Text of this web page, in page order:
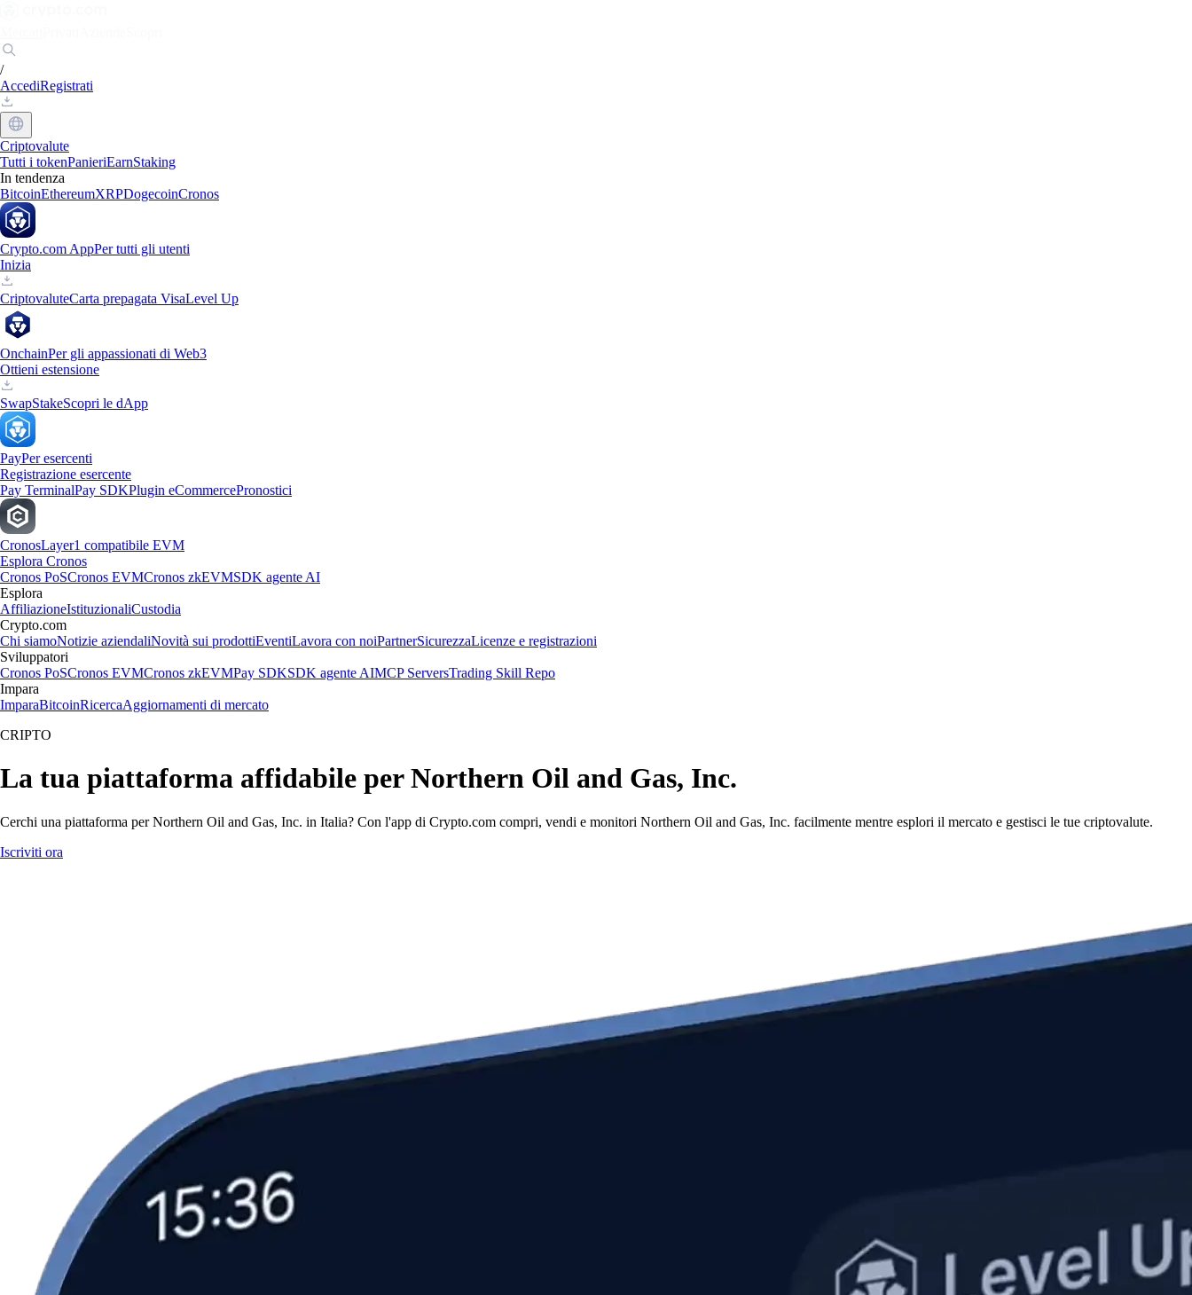
/
AccediRegistrati
Criptovalute
Tutti i tokenPanieriEarnStaking
In tendenza
BitcoinEthereumXRPDogecoinCronos
Crypto.com AppPer tutti gli utenti
Inizia
CriptovaluteCarta prepagata VisaLevel Up
OnchainPer gli appassionati di Web3
Ottieni estensione
SwapStakeScopri le dApp
PayPer esercenti
Registrazione esercente
Pay TerminalPay SDKPlugin eCommercePronostici
CronosLayer1 compatibile EVM
Esplora Cronos
Cronos PoSCronos EVMCronos zkEVMSDK agente AI
Esplora
AffiliazioneIstituzionaliCustodia
Crypto.com
Chi siamoNotizie aziendaliNovità sui prodottiEventiLavora con noiPartnerSicurezzaLicenze e registrazioni
Sviluppatori
Cronos PoSCronos EVMCronos zkEVMPay SDKSDK agente AIMCP ServersTrading Skill Repo
Impara
ImparaBitcoinRicercaAggiornamenti di mercato
CRIPTO
La tua piattaforma affidabile per Northern Oil and Gas, Inc.
Cerchi una piattaforma per Northern Oil and Gas, Inc. in Italia? Con l'app di Crypto.com compri, vendi e monitori Northern Oil and Gas, Inc. facilmente mentre esplori il mercato e gestisci le tue criptovalute.
Iscriviti ora